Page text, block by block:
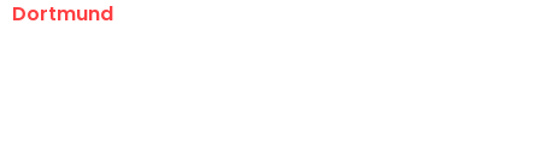
Dortmund